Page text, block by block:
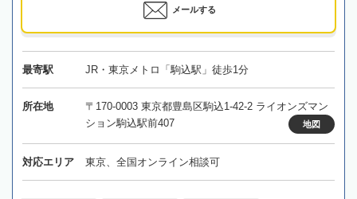
メールする
最寄駅 JR・東京メトロ「駒込駅」徒歩1分
所在地
〒170-0003 東京都豊島区駒込1-42-2 ライオンズマン
ション駒込駅前407
地図
対応エリア 東京、全国オンライン相談可